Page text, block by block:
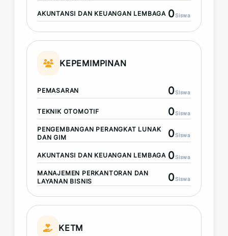
AKUNTANSI DAN KEUANGAN LEMBAGA 0Siswa
KEPEMIMPINAN
PEMASARAN 0Siswa
TEKNIK OTOMOTIF 0Siswa
PENGEMBANGAN PERANGKAT LUNAK
DAN GIM
0Siswa
AKUNTANSI DAN KEUANGAN LEMBAGA 0Siswa
MANAJEMEN PERKANTORAN DAN
LAYANAN BISNIS
0Siswa
KETM